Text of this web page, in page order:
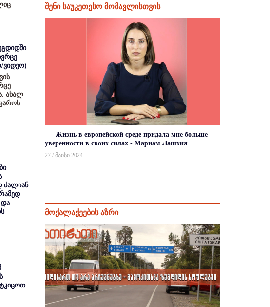
ვიდეო)
ახალ
ძალიან
და
შენი საუკეთესო მომავლისთვის
Жизнь в европейской среде придала мне больше
уверенности в своих силах - Мариам Лашхия
27 / მაისი 2024
მოქალაქეების აზრი